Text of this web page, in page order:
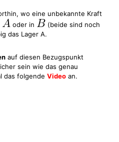
wo eine unbekannte Kraft
oder in
(beide sind noch
das Lager A.
auf diesen Bezugspunkt
sein wie das genau
das folgende Video an.